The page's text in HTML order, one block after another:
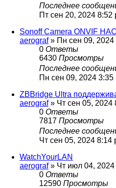
Последнее
Пт сен 20, 2024 8:52
Sonoff Camera ONVIF
aerograf» Пн сен 09, 2024
0 Ответы
6430 Просмотры
Последнее
Пн сен 09, 2024 3:35
ZBBridge Ultra
aerograf» Чт сен 05, 2024
0 Ответы
7817 Просмотры
Последнее
Чт сен 05, 2024 8:14
WatchYourLAN
aerograf» Чт июл 04, 2024
0 Ответы
12590 Просмотры